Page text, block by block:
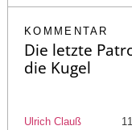
KOMMENTAR
Die letzte
die Kugel
Ulrich Clauß 11